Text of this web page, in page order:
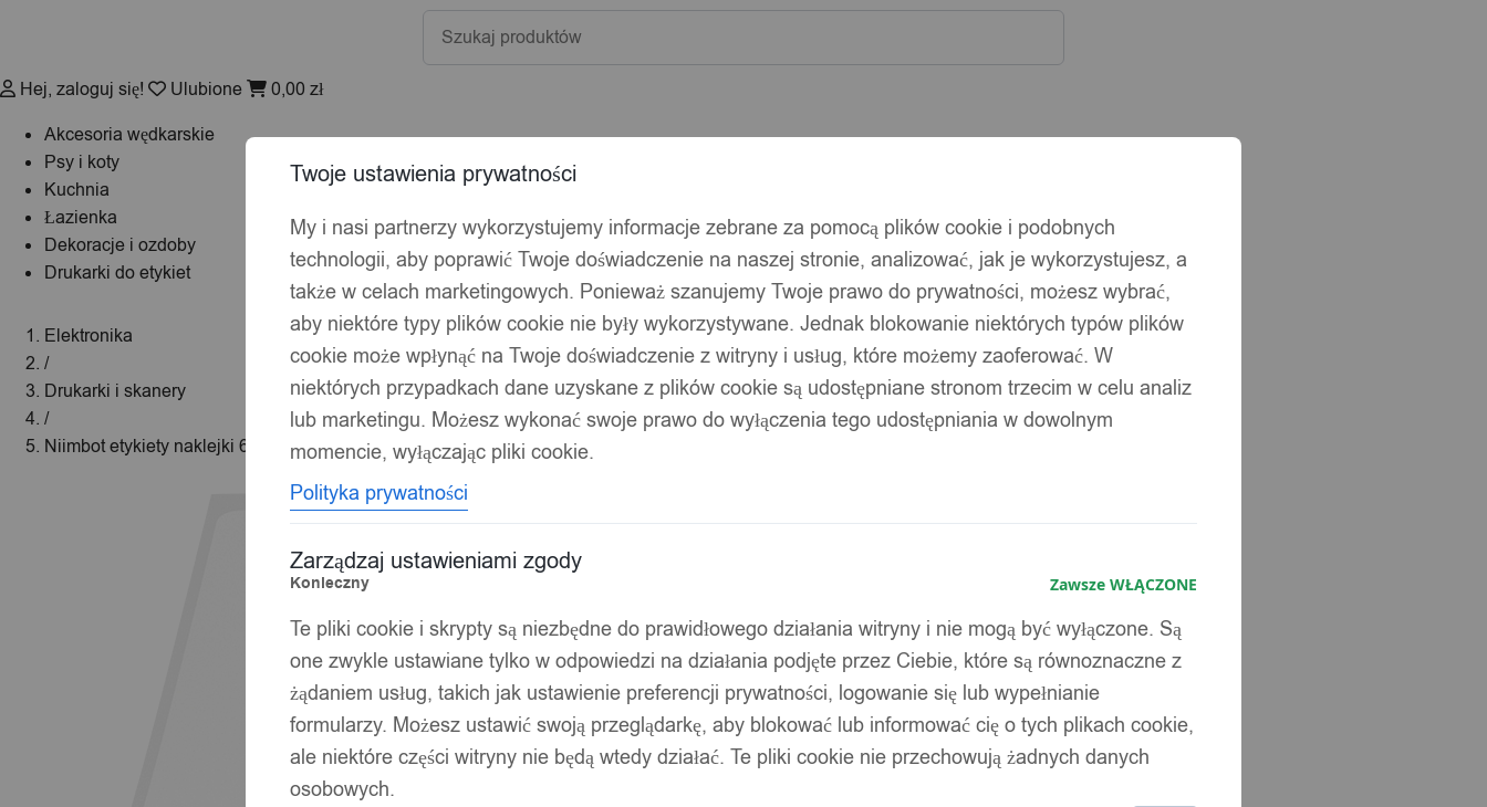
Wyszukiwarka
produktów
Hej, zaloguj się! Ulubione 0,00 zł
Akcesoria wędkarskie
Psy i koty
Kuchnia
Łazienka
Dekoracje i ozdoby
Drukarki do etykiet
Elektronika
/
Drukarki i skanery
/
Niimbot etykiety naklejki 60*40mm białe 180szt b3s oryginalne
Twoje ustawienia prywatności
My i nasi partnerzy wykorzystujemy informacje zebrane za pomocą plików cookie i podobnych
technologii, aby poprawić Twoje doświadczenie na naszej stronie, analizować, jak je wykorzystujesz, a
także w celach marketingowych. Ponieważ szanujemy Twoje prawo do prywatności, możesz wybrać,
aby niektóre typy plików cookie nie były wykorzystywane. Jednak blokowanie niektórych typów plików
cookie może wpłynąć na Twoje doświadczenie z witryny i usług, które możemy zaoferować. W
niektórych przypadkach dane uzyskane z plików cookie są udostępniane stronom trzecim w celu analiz
lub marketingu. Możesz wykonać swoje prawo do wyłączenia tego udostępniania w dowolnym
momencie, wyłączając pliki cookie.
Polityka prywatności
Zarządzaj ustawieniami zgody
Konieczny Zawsze WŁĄCZONE
Te pliki cookie i skrypty są niezbędne do prawidłowego działania witryny i nie mogą być wyłączone. Są
one zwykle ustawiane tylko w odpowiedzi na działania podjęte przez Ciebie, które są równoznaczne z
żądaniem usług, takich jak ustawienie preferencji prywatności, logowanie się lub wypełnianie
formularzy. Możesz ustawić swoją przeglądarkę, aby blokować lub informować cię o tych plikach cookie,
ale niektóre części witryny nie będą wtedy działać. Te pliki cookie nie przechowują żadnych danych
osobowych.